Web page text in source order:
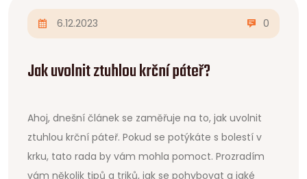
6.12.2023 0
Jak uvolnit ztuhlou krční páteř?
Ahoj, dnešní článek se zaměřuje na to, jak uvolnit
ztuhlou krční páteř. Pokud se potýkáte s bolestí v
krku, tato rada by vám mohla pomoct. Prozradím
vám několik tipů a triků, jak se pohybovat a jaké